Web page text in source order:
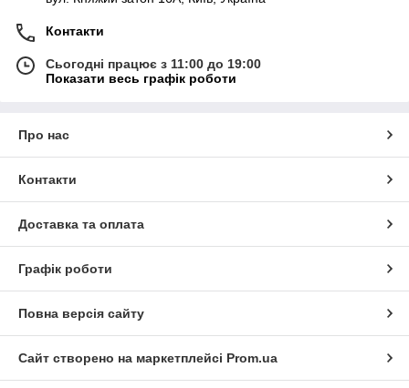
Контакти
Сьогодні працює з 11:00 до 19:00
Показати весь графік роботи
Про нас
Контакти
Доставка та оплата
Графік роботи
Повна версія сайту
Сайт створено на маркетплейсі Prom.ua